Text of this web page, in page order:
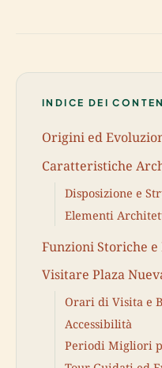
INDICE DEI
Origini ed
Caratteristiche
Disposizione e
Elementi
Funzioni Storiche e
Visitare Plaza
Orari di Visita e
Accessibilità
Periodi Migliori